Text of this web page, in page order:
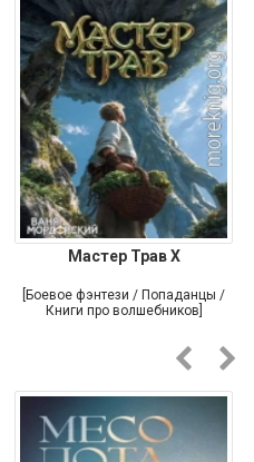
Мастер Трав X
[Боевое фэнтези / Попаданцы /
Книги про волшебников]